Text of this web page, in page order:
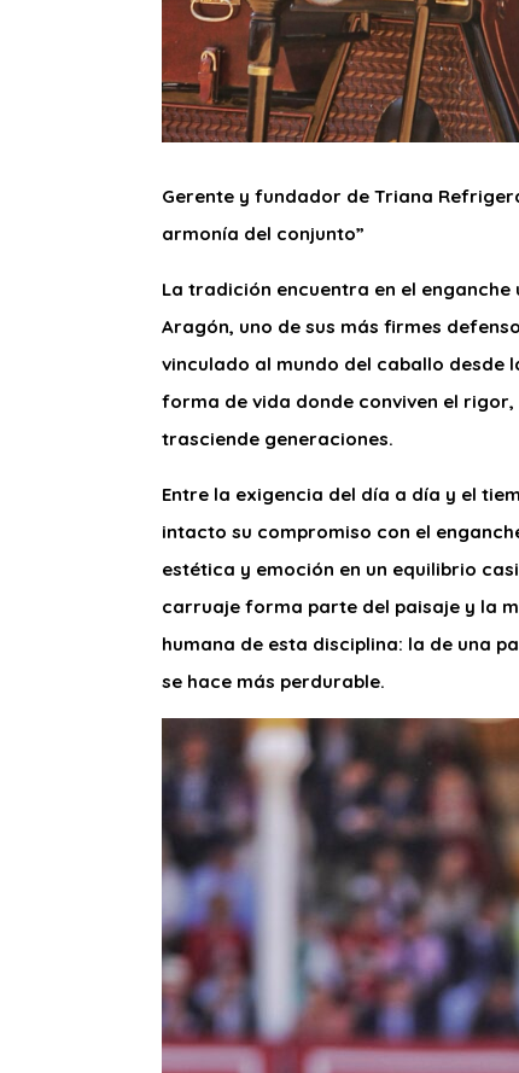
Gerente y fundador de Triana
armonía del conjunto”
La tradición encuentra en el enganche
Aragón, uno de sus más firmes
vinculado al mundo del caballo desde
forma de vida donde conviven el
trasciende generaciones.
Entre la exigencia del día a día y el
intacto su compromiso con el
estética y emoción en un equilibrio
carruaje forma parte del paisaje y la
humana de esta disciplina: la de una
se hace más perdurable.